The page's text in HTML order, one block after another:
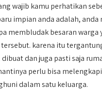
wajib kamu perhatikan
impian anda adalah, anda
membludak besaran warga
karena itu
dan juga pasti saja
perlu bisa
dalam satu keluarga.